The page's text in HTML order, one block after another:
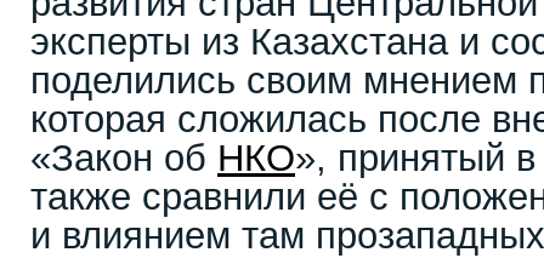
эксперты из Казахстана и
поделились своим мнением
которая сложилась после
«Закон об НКО», принятый
также сравнили её с
и влиянием там